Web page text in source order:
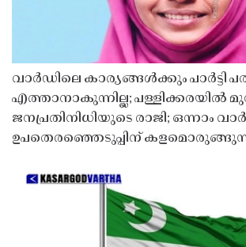
വാർഡിലെ കാര്യങ്ങൾക്കും പാർട്ടി
എത്താനാകുന്നില്ല; പള്ളിക്കരയിൽ
ജനപ്രതിനിധിയുടെ രാജി; ഒന്നാം
ഉപതെരഞ്ഞെടുപ്പിന്